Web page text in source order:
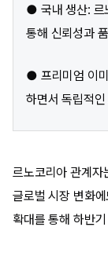
● 국내 생산: 르
통해 신뢰성과
● 프리미엄 이
하면서 독립적
르노코리아 관계자
글로벌 시장 변화
확대를 통해 하반